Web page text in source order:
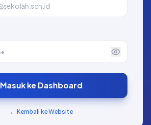
Masuk ke Dashboard
← Kembali ke Website